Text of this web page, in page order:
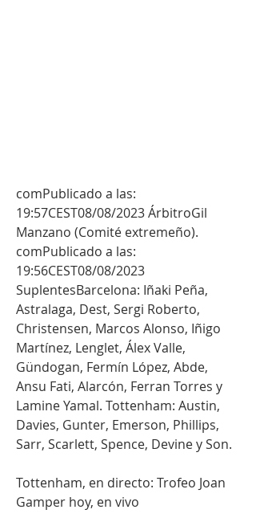
comPublicado a las:
19:57CEST08/08/2023 ÁrbitroGil
Manzano (Comité extremeño).
comPublicado a las:
19:56CEST08/08/2023
SuplentesBarcelona: Iñaki Peña,
Astralaga, Dest, Sergi Roberto,
Christensen, Marcos Alonso, Iñigo
Martínez, Lenglet, Álex Valle,
Gündogan, Fermín López, Abde,
Ansu Fati, Alarcón, Ferran Torres y
Lamine Yamal. Tottenham: Austin,
Davies, Gunter, Emerson, Phillips,
Sarr, Scarlett, Spence, Devine y Son.
Tottenham, en directo: Trofeo Joan
Gamper hoy, en vivo